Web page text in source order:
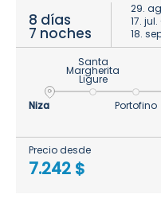
8 días
7 noches
29.
17.
18.
Niza
Santa
Margherita
Ligure
Portofino
Precio desde
7.242 $